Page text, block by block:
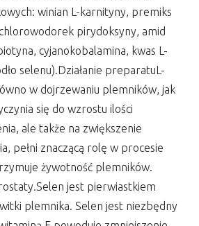
winian L-karnityny, premiks
pirydoksyny, amid
cyjanokobalamina, kwas L-
selenu).Działanie preparatuL-
w dojrzewaniu plemników, jak
się do wzrostu ilości
ale także na zwiększenie
pełni znaczącą rolę w procesie
żywotność plemników.
jest pierwiastkiem
plemnika. Selen jest niezbędny